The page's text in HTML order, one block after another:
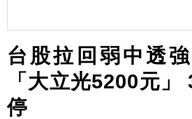
台股拉回弱中透
「大立光5200元
停